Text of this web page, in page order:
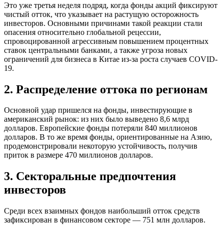
Это уже третья неделя подряд, когда фонды акций фиксируют
чистый отток, что указывает на растущую осторожность
инвесторов. Основными причинами такой реакции стали
опасения относительно глобальной рецессии,
спровоцированной агрессивным повышением процентных
ставок центральными банками, а также угроза новых
ограничений для бизнеса в Китае из-за роста случаев COVID-
19.
2. Распределение оттока по регионам
Основной удар пришелся на фонды, инвестирующие в
американский рынок: из них было выведено 8,6 млрд
долларов. Европейские фонды потеряли 840 миллионов
долларов. В то же время фонды, ориентированные на Азию,
продемонстрировали некоторую устойчивость, получив
приток в размере 470 миллионов долларов.
3. Секторальные предпочтения
инвесторов
Среди всех взаимных фондов наибольший отток средств
зафиксирован в финансовом секторе — 751 млн долларов.